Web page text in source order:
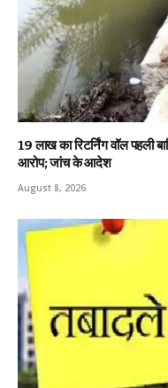
19 लाख का रिटर्निंग वॉल पहली
आरोप; जांच के आदेश
August 8, 2026